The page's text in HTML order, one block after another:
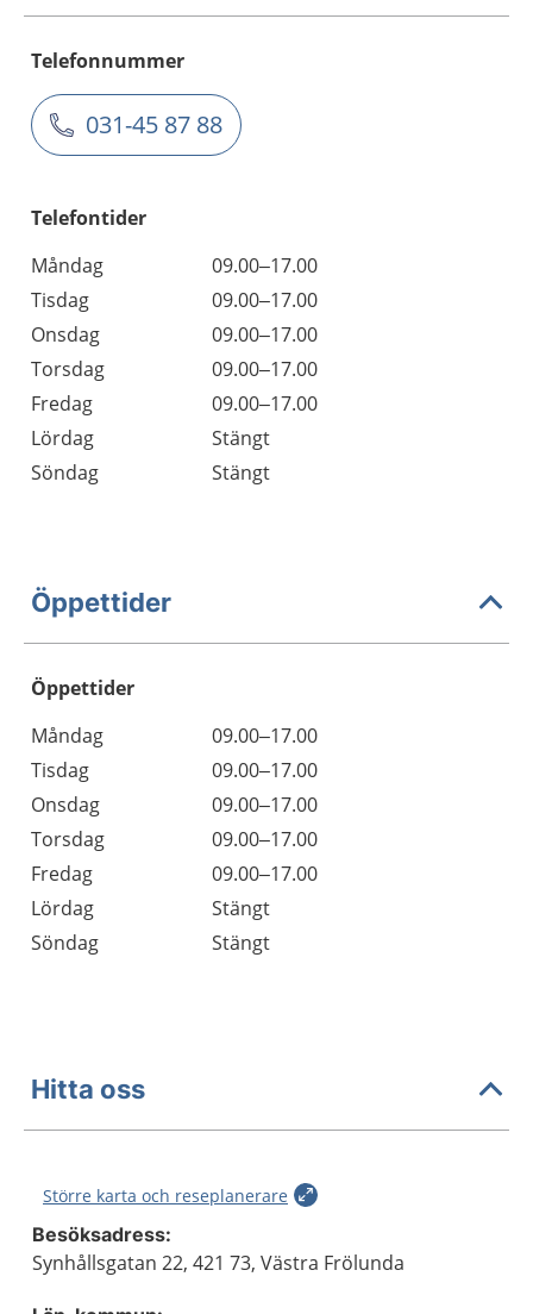
Telefonnummer
031-45 87 88
Telefontider
Måndag
09.00–17.00
Tisdag
09.00–17.00
Onsdag
09.00–17.00
Torsdag
09.00–17.00
Fredag
09.00–17.00
Lördag
Stängt
Söndag
Stängt
Öppettider
Öppettider
Dag
Öppettider
Kommentarer
Måndag
09.00–17.00
Tisdag
09.00–17.00
Onsdag
09.00–17.00
Torsdag
09.00–17.00
Fredag
09.00–17.00
Lördag
Stängt
Söndag
Stängt
Hitta oss
Större karta och reseplanerare
Besöksadress:
Synhållsgatan 22, 421 73, Västra Frölunda